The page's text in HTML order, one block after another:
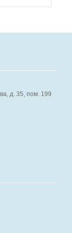
д. 35, пом. 199